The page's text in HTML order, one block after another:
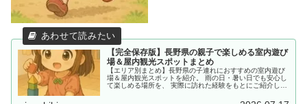
【完全保存版】長野県の親子で楽しめる室内遊び
場＆屋内観光スポットまとめ
【エリア別まとめ】長野県の子連れにおすすめの室内遊び
場＆屋内観光スポットを紹介。 雨の日・暑い日でも安心し
て楽しめる場所を、 実際に訪れた経験をもとにご紹介して